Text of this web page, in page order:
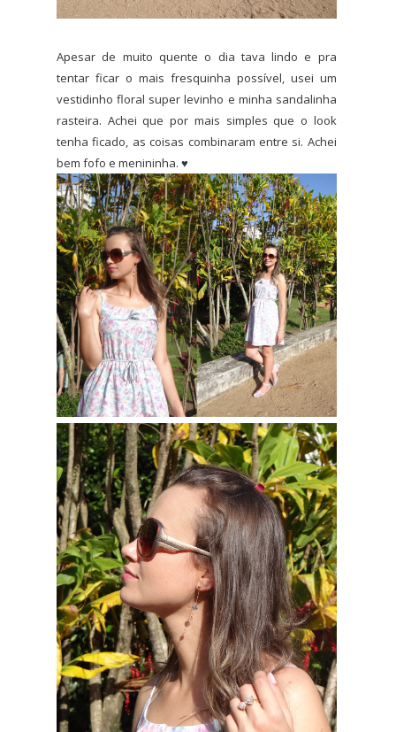
Apesar de muito quente o dia tava lindo e pra
tentar ficar o mais fresquinha possível, usei um
vestidinho floral super levinho e minha sandalinha
rasteira. Achei que por mais simples que o look
tenha ficado, as coisas combinaram entre si. Achei
bem fofo e menininha. ♥